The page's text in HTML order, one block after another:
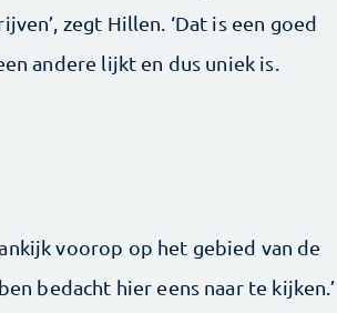
zegt Hillen. ‘Dat is een goed
andere lijkt en dus uniek is.
voorop op het gebied van de
bedacht hier eens naar te kijken.’